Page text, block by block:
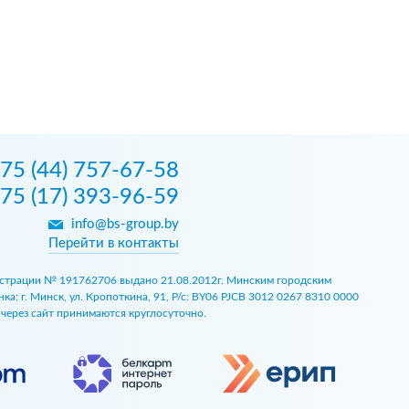
(44) 757-67-58
(17) 393-96-59
info@bs-group.by
Перейти в контакты
№ 191762706 выдано 21.08.2012г. Минским городским
г. Минск, ул. Кропоткина, 91, Р/с: BY06 PJCB 3012 0267 8310 0000
сайт принимаются круглосуточно.